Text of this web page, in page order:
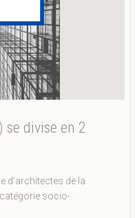
se divise en 2
d’architectes de la
socio-